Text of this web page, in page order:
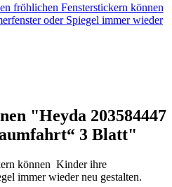
fröhlichen Fensterstickern können
oder Spiegel immer wieder
"Heyda 203584447
3 Blatt"
können Kinder ihre
immer wieder neu gestalten.